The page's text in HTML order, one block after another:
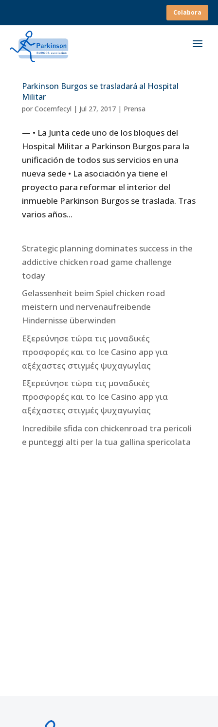
Colabora
Parkinson Burgos se trasladará al Hospital
Militar
por Cocemfecyl | Jul 27, 2017| Prensa
— • La Junta cede uno de los bloques del
Hospital Militar a Parkinson Burgos para la
unificación de todos sus servicios en una
nueva sede • La asociación ya tiene el
proyecto para reformar el interior del
inmueble Parkinson Burgos se traslada. Tras
varios años...
Strategic planning dominates success in the
addictive chicken road game challenge
today
Gelassenheit beim Spiel chicken road
meistern und nervenaufreibende
Hindernisse überwinden
Εξερεύνησε τώρα τις μοναδικές
προσφορές και το Ice Casino app για
αξέχαστες στιγμές ψυχαγωγίας
Εξερεύνησε τώρα τις μοναδικές
προσφορές και το Ice Casino app για
αξέχαστες στιγμές ψυχαγωγίας
Incredibile sfida con chickenroad tra pericoli
e punteggi alti per la tua gallina spericolata